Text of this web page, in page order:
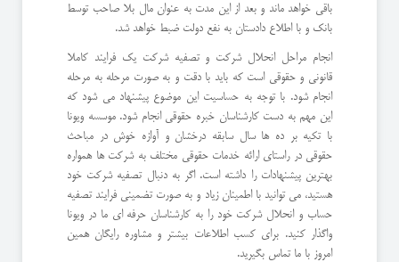
باقی خواهد ماند و بعد از این مدت به عنوان مال بلا صاحب توسط
بانک و با اطلاع دادستان به نفع دولت ضبط خواهد شد.
انجام مراحل انحلال شرکت و تصفیه شرکت یک فرایند کاملا
قانونی و حقوقی است که باید با دقت و به صورت مرحله به مرحله
انجام شود. با توجه به حساسیت این موضوع پیشنهاد می شود که
این مهم به دست کارشناسان خبره حقوقی انجام شود. موسسه ویونا
با تکیه بر ده ها سال سابقه درخشان و آوازه خوش در مباحث
حقوقی در راستای ارائه خدمات حقوقی مختلف به شرکت ها همواره
بهترین پیشنهادات را داشته است. اگر به دنبال تصفیه شرکت خود
هستید، می توانید با اطمینان زیاد و به صورت تضمینی فرایند تصفیه
حساب و انحلال شرکت خود را به کارشناسان حرفه ای ما در ویونا
واگذار کنید. برای کسب اطلاعات بیشتر و مشاوره رایگان همین
امروز با ما تماس بگیرید.